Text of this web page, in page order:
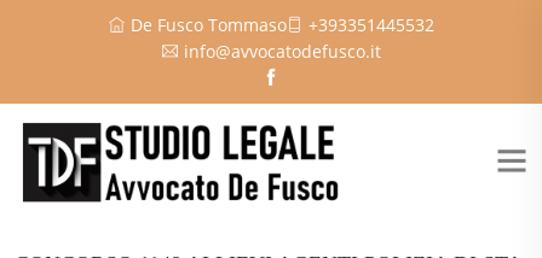
De Fusco Tommaso
+393351445532
info@avvocatodefusco.it